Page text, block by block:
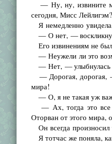
— Ну, ну, извините
сегодня, Мисс Лейлигэм?
Я немедленно
— О нет, —
Его извинениям не
— Неужели ли это
— Нет, — улыбнулась я
— Дорогая, дорогая, —
мира!
— О, я не такая уж
— Ах, тогда это все
Оторван от этого мира,
Он всегда произносил
Я тотчас же поняла,